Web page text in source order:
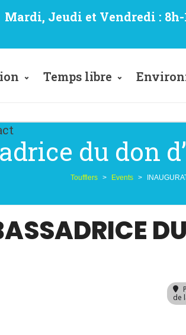
Mardi, Jeudi et Vendredi : 8h-
Temps libre
du don
Toufflers > Events >
de